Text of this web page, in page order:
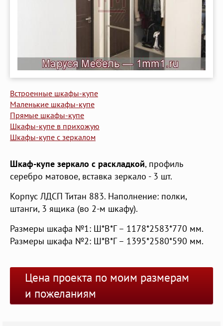
Встроенные шкафы-купе
Маленькие шкафы-купе
Прямые шкафы-купе
Шкафы-купе в прихожую
Шкафы-купе с зеркалом
Шкаф-купе зеркало с раскладкой, профиль
серебро матовое, вставка зеркало - 3 шт.
Корпус ЛДСП Титан 883. Наполнение: полки,
штанги, 3 ящика (во 2-м шкафу).
Размеры шкафа №1: Ш*В*Г – 1178*2583*770 мм.
Размеры шкафа №2: Ш*В*Г – 1395*2580*590 мм.
Цена проекта по моим размерам
и пожеланиям